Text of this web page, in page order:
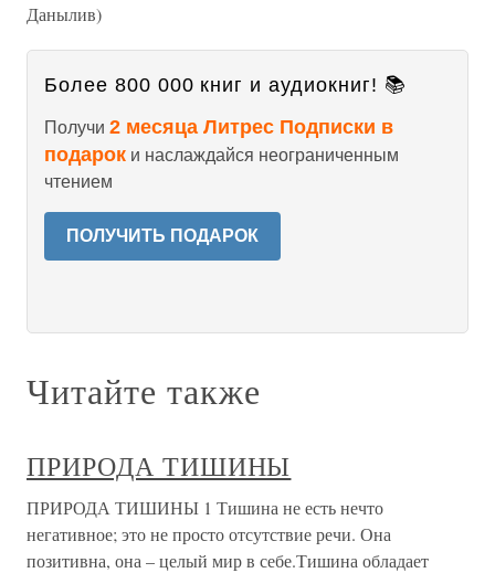
Данылив)
Более 800 000 книг и аудиокниг! 📚
Получи 2 месяца Литрес Подписки в
подарок и наслаждайся неограниченным
чтением
ПОЛУЧИТЬ ПОДАРОК
Читайте также
ПРИРОДА ТИШИНЫ
ПРИРОДА ТИШИНЫ 1 Тишина не есть нечто
негативное; это не просто отсутствие речи. Она
позитивна, она – целый мир в себе.Тишина обладает